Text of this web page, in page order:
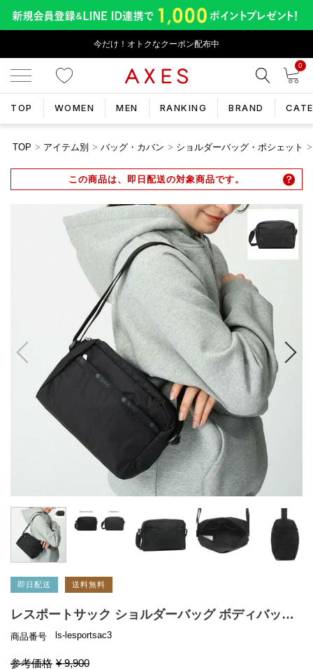
今だけ！オトクなクーポン配布中
0
TOP WOMEN MEN RANKING BRAND
TOP アイテム別 バッグ・カバン ショルダーバッグ・ポシェット
この商品は、即日配送の対象商品です。
即日配送 送料無料
レスポートサック ショルダーバッグ ボディバッグ LESPORTSAC ダニエラクロスボディー レディース 2434 DANIELLA CROSSBODY
商品番号 ls-lesportsac3
参考価格 ¥ 9,900